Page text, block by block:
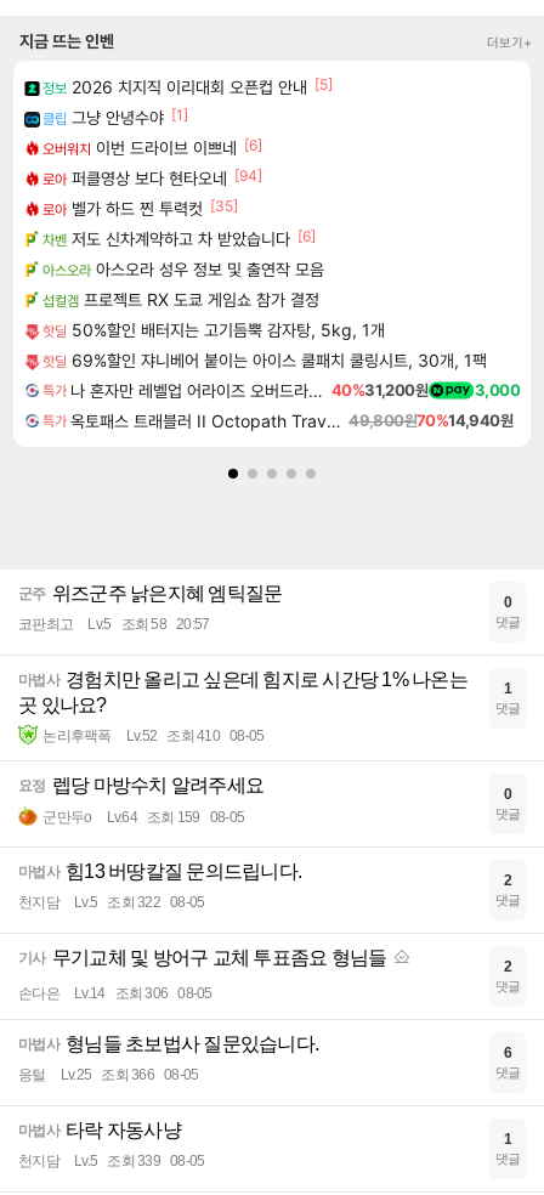
지금 뜨는 인벤 더보기+
정보 2026 치지직 이리대회 오픈컵 안내 [5]
클립 그냥 안녕수야 [1]
오버워치 이번 드라이브 이쁘네 [6]
로아 퍼클영상 보다 현타오네 [94]
로아 벨가 하드 찐 투력컷 [35]
차벤 저도 신차계약하고 차 받았습니다 [6]
아스오라 아스오라 성우 정보 및 출연작 모음
섭컬겜 프로젝트 RX 도쿄 게임쇼 참가 결정
핫딜 50%할인 배터지는 고기듬뿍 감자탕, 5kg, 1개
핫딜 69%할인 쟈니베어 붙이는 아이스 쿨패치 쿨링시트, 30개, 1팩
특가 나 혼자만 레벨업 어라이즈 오버드라이브 디럭스 에디션 Solo Leveling Arise Overdrive Deluxe Edition 40%31,200원 3,000
특가 옥토패스 트래블러 II Octopath Traveler II 49,800원70%14,940원
군주 위즈군주 낡은지혜 엠틱질문
코판최고 Lv.5 조회 58 20:57
0
댓글
마법사 경험치만 올리고 싶은데 힘지로 시간당 1% 나온는
곳 있나요?
논리후팩폭 Lv.52 조회 410 08-05
1
댓글
요정 렙당 마방수치 알려주세요
군만두o Lv.64 조회 159 08-05
0
댓글
마법사 힘13 버땅칼질 문의드립니다.
천지담 Lv.5 조회 322 08-05
2
댓글
기사 무기교체 및 방어구 교체 투표좀요 형님들
손다은 Lv.14 조회 306 08-05
2
댓글
마법사 형님들 초보법사 질문있습니다.
응털 Lv.25 조회 366 08-05
6
댓글
마법사 타락 자동사냥
천지담 Lv.5 조회 339 08-05
1
댓글